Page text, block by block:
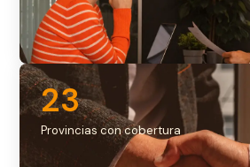
Provincias con cobertura
23